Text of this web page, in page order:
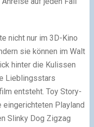
nicht nur im 3D-Kino
sie können im Walt
hinter die Kulissen
Lieblingsstars
entsteht. Toy Story-
eingerichteten Playland
Slinky Dog Zigzag